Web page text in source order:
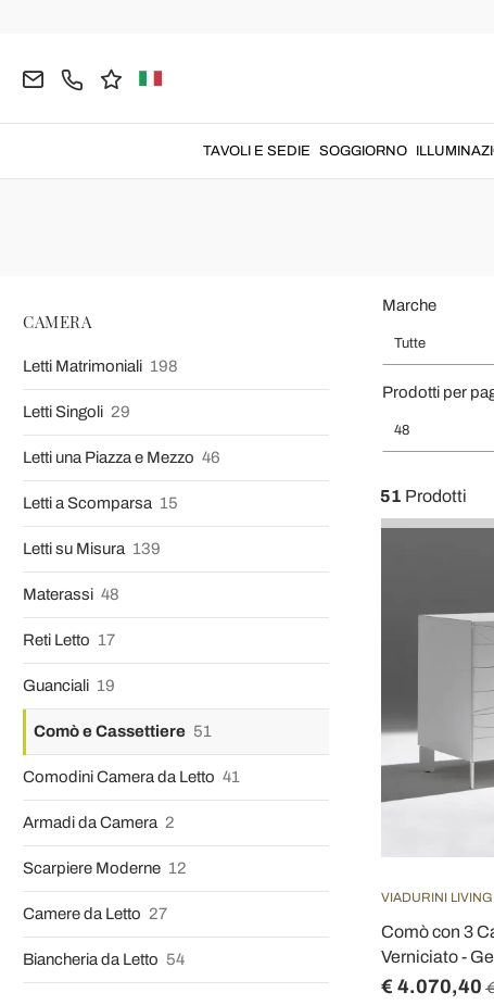
TAVOLI E SEDIE SOGGIORNO
Comò Cassettiere per
plastica
di diversi colori e
CAMERA
Letti Matrimoniali 198
Letti Singoli 29
Letti una Piazza e Mezzo 46
Letti a Scomparsa 15
Letti su Misura 139
Materassi 48
Reti Letto 17
Guanciali 19
Comò e Cassettiere 51
Comodini Camera da Letto 41
Armadi da Camera 2
Scarpiere Moderne 12
Camere da Letto 27
Biancheria da Letto 54
Marche
Tutte
Prodotti per
48
51 Prodotti
VIADURINI LIVING
Comò con 3
Verniciato -
€ 4.070,40